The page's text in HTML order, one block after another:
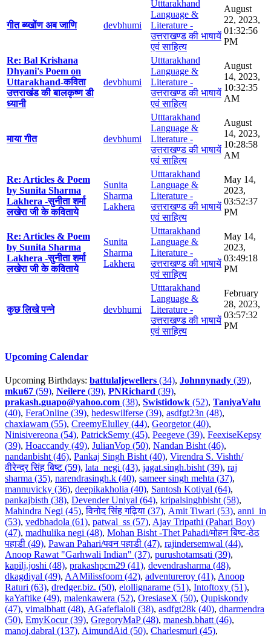
गीत ब्य्खोंण अब जाणि devbhumi
Utttarakhand
Language &
Literature -
उत्तराखण्ड की भाषायें
एवं साहित्य
August
22, 2023,
01:32:56
PM
Re: Bal Krishana
Dhyani's Poem on
Uttarakhand-कविता
उत्तराखंड की बालकृष्ण डी
ध्यानी
devbhumi
Utttarakhand
Language &
Literature -
उत्तराखण्ड की भाषायें
एवं साहित्य
August
14, 2023,
10:32:35
AM
माया गीत devbhumi
Utttarakhand
Language &
Literature -
उत्तराखण्ड की भाषायें
एवं साहित्य
August
14, 2023,
10:28:58
AM
Re: Articles & Poem
by Sunita Sharma
Lakhera -सुनीता शर्मा
लखेरा जी के कविताये
Sunita
Sharma
Lakhera
Utttarakhand
Language &
Literature -
उत्तराखण्ड की भाषायें
एवं साहित्य
May 14,
2023,
03:52:37
PM
Re: Articles & Poem
by Sunita Sharma
Lakhera -सुनीता शर्मा
लखेरा जी के कविताये
Sunita
Sharma
Lakhera
Utttarakhand
Language &
Literature -
उत्तराखण्ड की भाषायें
एवं साहित्य
May 14,
2023,
03:49:18
PM
कुछ लिखे पन्ने devbhumi
Utttarakhand
Language &
Literature -
उत्तराखण्ड की भाषायें
एवं साहित्य
February
28, 2023,
03:57:32
PM
Upcoming Calendar
Upcoming Birthdays: battulaljewellers (34), Johnnynady (39),
mku67 (59), Neilere (39), PNRichard (39),
prakash.guapo@yahoo.com (38), Swistidowk (52), TaniyaValu
(40), FeraOnline (39), hedeswilferse (39), asdfgt23n (48),
chaxiawam (55), CreemyElulley (44), Georgetor (40),
Ninisivereona (54), PatrickSemy (45), Peegeve (39), FeexiseKepsy
(39), Hoaccandy (49), JulianVop (50), Nandan Bisht (46),
nandanbisht (46), Pankaj Singh Bisht (40), Virendra S. Vishth/
वीरेन्द्र सिंह बिष्ट (59), lata_negi (43), jagat.singh.bisht (39), raj
sharma (35), narendrasingh.k (40), sameer singh mehta (37),
mannuvicky (36), deepikakholia (40), Santosh Kotiyal (64),
pankajbisth (38), Devender Uniyal (64), kripalsinghbisht (58),
Mahindra Negi (45),विनोद सिंह गढ़िया (37), Amit Tiwari (53), anni_in
(53), vedbhadola (61), patwal_ss (57), Ajay Tripathi (Pahari Boy)
(47), madhulika negi (48), Mohan Bisht -Thet Pahadi/मोहन बिष्ट-ठेठ
पहाडी (49), Pawan Pahari/पवन पहाडी (47), rajindersemwal (44),
Anoop Rawat "Garhwali Indian" (37), purushotamsati (39),
kapilj.joshi (48), prakashpcm29 (41), devendrasharma (48),
dkagdiyal (49), AAMilissfoom (42), adventureroy (41), Anoop
Raturi (63), dredger.biz. (50), elollignarame (51), Intoftoxy (51),
kaYaftike (49), malenkawera (52), OresiaseX (50), Qupiskondy
(47), vimalbhatt (48), AGafeflaloli (38), asdfgt28k (40), dharmendra
(50), EmyKocur (39), GregoryMaP (48), manesh.bhatt (46),
manoj.dabral (137), AimundAid (50), Charlesmurl (45),